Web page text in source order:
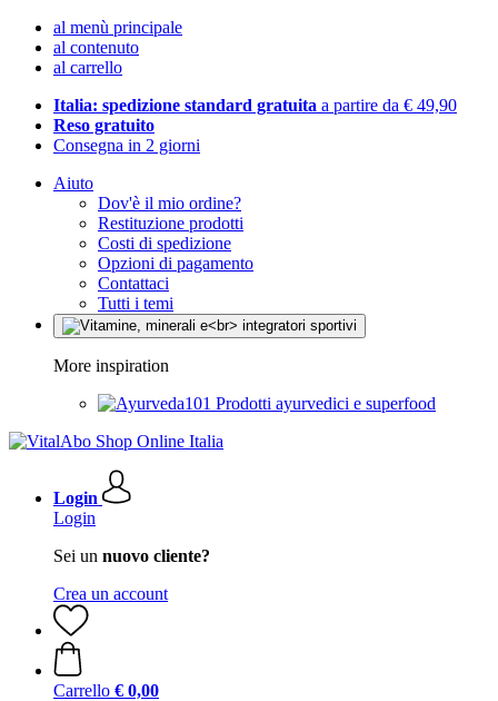
al menù principale
al contenuto
al carrello
Italia: spedizione standard gratuita a partire da € 49,90
Reso gratuito
Consegna in 2 giorni
Aiuto
Dov'è il mio ordine?
Restituzione prodotti
Costi di spedizione
Opzioni di pagamento
Contattaci
Tutti i temi
More inspiration
Prodotti ayurvedici e superfood
Login
Login
Sei un nuovo cliente?
Crea un account
Carrello € 0,00